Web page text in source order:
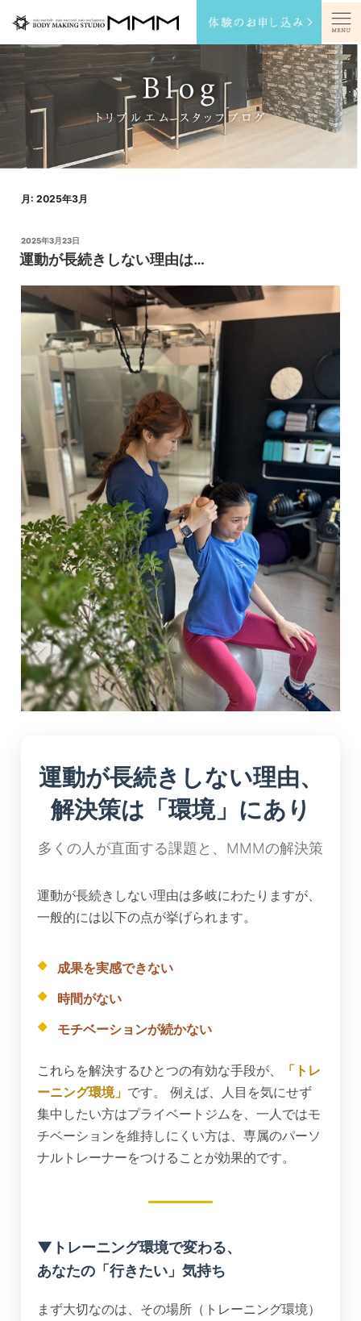
テ
へ
ッ
ト
リ
プ
ル
エ
ム
サ
イ
ト
メ
ニ
ュ
く
月:2025年3月
投
稿
日:
2025年3月23日
運動が長続きしない理由は…
運動が長続きしない理由、
解決策は「環境」にあり
多くの人が直面する課題と、MMMの解決策
運動が長続きしない理由は多岐にわたりますが、
一般的には以下の点が挙げられます。
成果を実感できない
時間がない
モチベーションが続かない
これらを解決するひとつの有効な手段が、
「トレ
ーニング環境」 です。 例えば、人目を気にせず
集中したい方はプライベートジムを、一人ではモ
チベーションを維持しにくい方は、専属のパーソ
ナルトレーナーをつけることが効果的です。
▼トレーニング環境で変わる、
あなたの「行きたい」気持ち
まず大切なのは、その場所（トレーニング環境）